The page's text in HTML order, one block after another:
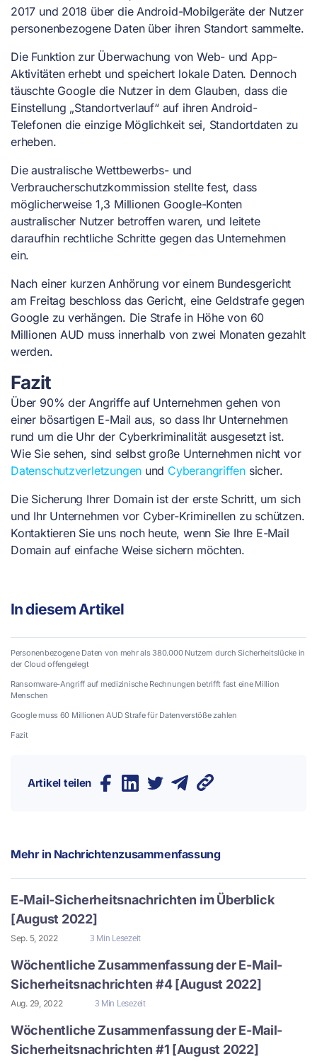
2017 und 2018 über die Android-Mobilgeräte der Nutzer
personenbezogene Daten über ihren Standort sammelte.
Die Funktion zur Überwachung von Web- und App-
Aktivitäten erhebt und speichert lokale Daten. Dennoch
täuschte Google die Nutzer in dem Glauben, dass die
Einstellung „Standortverlauf“ auf ihren Android-
Telefonen die einzige Möglichkeit sei, Standortdaten zu
erheben.
Die australische Wettbewerbs- und
Verbraucherschutzkommission stellte fest, dass
möglicherweise 1,3 Millionen Google-Konten
australischer Nutzer betroffen waren, und leitete
daraufhin rechtliche Schritte gegen das Unternehmen
ein.
Nach einer kurzen Anhörung vor einem Bundesgericht
am Freitag beschloss das Gericht, eine Geldstrafe gegen
Google zu verhängen. Die Strafe in Höhe von 60
Millionen AUD muss innerhalb von zwei Monaten gezahlt
werden.
Fazit
Über 90% der Angriffe auf Unternehmen gehen von
einer bösartigen E-Mail aus, so dass Ihr Unternehmen
rund um die Uhr der Cyberkriminalität ausgesetzt ist.
Wie Sie sehen, sind selbst große Unternehmen nicht vor
Datenschutzverletzungen und Cyberangriffen sicher.
Die Sicherung Ihrer Domain ist der erste Schritt, um sich
und Ihr Unternehmen vor Cyber-Kriminellen zu schützen.
Kontaktieren Sie uns noch heute, wenn Sie Ihre E-Mail
Domain auf einfache Weise sichern möchten.
In diesem Artikel
Personenbezogene Daten von mehr als 380.000 Nutzern durch Sicherheitslücke in
der Cloud offengelegt
Ransomware-Angriff auf medizinische Rechnungen betrifft fast eine Million
Menschen
Google muss 60 Millionen AUD Strafe für Datenverstöße zahlen
Fazit
Artikel teilen
Mehr in Nachrichtenzusammenfassung
E-Mail-Sicherheitsnachrichten im Überblick
[August 2022]
Sep. 5, 2022 3 Min Lesezeit
Wöchentliche Zusammenfassung der E-Mail-
Sicherheitsnachrichten #4 [August 2022]
Aug. 29, 2022 3 Min Lesezeit
Wöchentliche Zusammenfassung der E-Mail-
Sicherheitsnachrichten #1 [August 2022]